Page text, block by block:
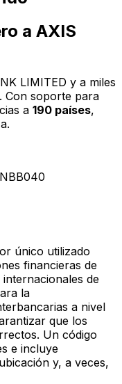
a AXIS
LIMITED y a miles
Con soporte para
a 190 países,
único utilizado
financieras de
de
la
a nivel
que los
Un código
e incluye
y, a veces,